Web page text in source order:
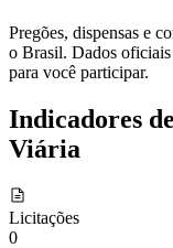
Pregões, dispensas e
o Brasil. Dados
para você participar.
Indicadores
Viária
Licitações
0